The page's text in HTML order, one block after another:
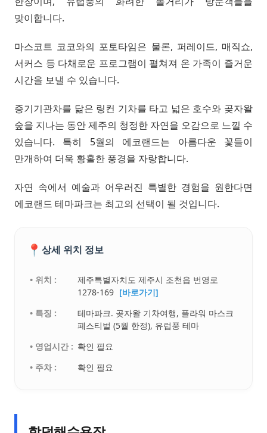
맞이합니다.
마스코트 코코와의 포토타임은 물론, 퍼레이드, 매직쇼,
서커스 등 다채로운 프로그램이 펼쳐져 온 가족이 즐거운
시간을 보낼 수 있습니다.
증기기관차를 닮은 링컨 기차를 타고 넓은 호수와 곶자왈
숲을 지나는 동안 제주의 청정한 자연을 오감으로 느낄 수
있습니다. 특히 5월의 에코랜드는 아름다운 꽃들이
만개하여 더욱 황홀한 풍경을 자랑합니다.
자연 속에서 예술과 어우러진 특별한 경험을 원한다면
에코랜드 테마파크는 최고의 선택이 될 것입니다.
📍 상세 위치 정보
• 위치 :
제주특별자치도 제주시 조천읍 번영로
1278-169 [바로가기]
• 특징 :
테마파크. 곶자왈 기차여행, 플라워 마스크
페스티벌 (5월 한정), 유럽풍 테마
• 영업시간 : 확인 필요
• 주차 :
확인 필요